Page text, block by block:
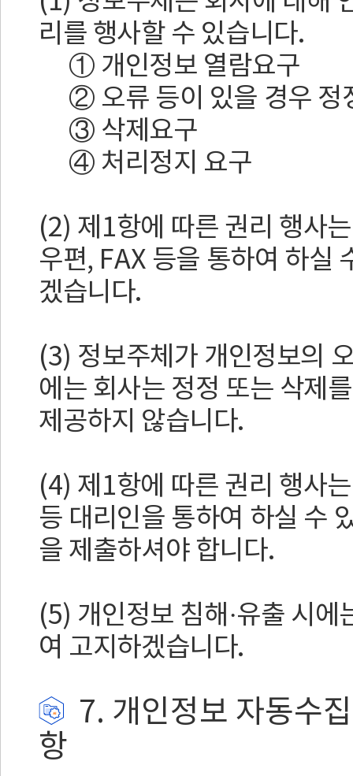
리를 행사할 수 있습니다.
① 개인정보 열람요구
② 오류 등이 있을 경우 정
③ 삭제요구
④ 처리정지 요구
(2) 제1항에 따른 권리 행사
우편, FAX 등을 통하여 하실
겠습니다.
(3) 정보주체가 개인정보의
에는 회사는 정정 또는 삭제
제공하지 않습니다.
(4) 제1항에 따른 권리 행사
등 대리인을 통하여 하실 수
을 제출하셔야 합니다.
(5) 개인정보 침해·유출 시
여 고지하겠습니다.
7. 개인정보 자동수
항